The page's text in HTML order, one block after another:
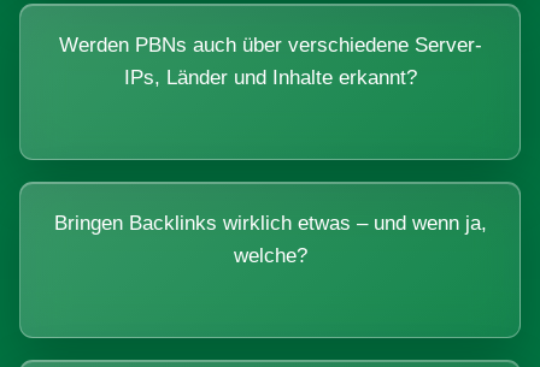
Werden PBNs auch über verschiedene Server-
IPs, Länder und Inhalte erkannt?
Bringen Backlinks wirklich etwas – und wenn ja,
welche?